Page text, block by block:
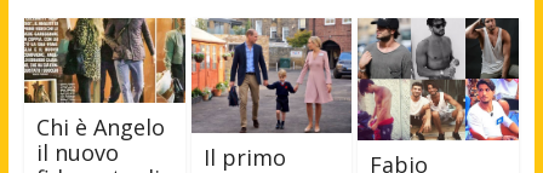
Chi è Angelo
il nuovo
Il primo
Fabio